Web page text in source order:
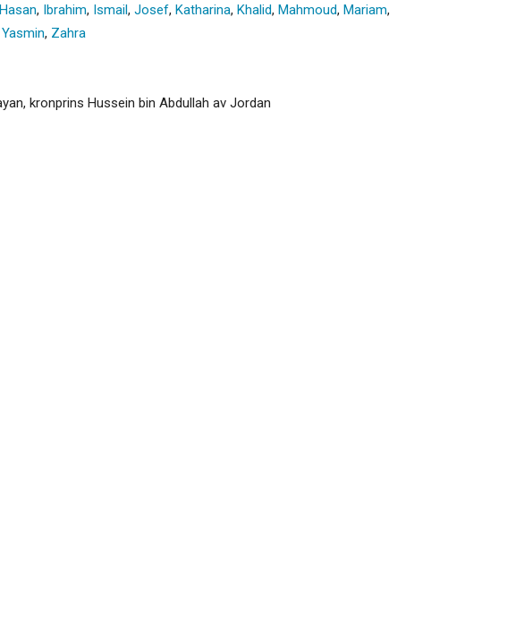
Hasan, Ibrahim, Ismail, Josef, Katharina, Khalid, Mahmoud, Mariam,
Yasmin, Zahra
kronprins Hussein bin Abdullah av Jordan